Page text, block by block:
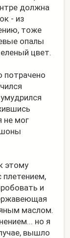
должна
- из
тоже
опалы
цвет.
потрачено
не мог
этому
плетением,
и
маслом.
но я
вышло